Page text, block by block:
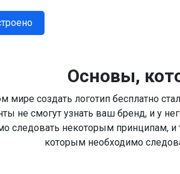
Основы,
мире создать логотип бесплатно
не смогут узнать ваш бренд, и у
следовать некоторым принципам,
которым необходимо